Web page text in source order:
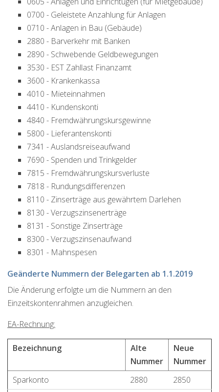
0700 - Geleistete Anzahlung für Anlagen
0710 - Anlagen in Bau (Gebäude)
2880 - Barverkehr mit Banken
2890 - Schwebende Geldbewegungen
3530 - EST Zahllast Finanzamt
3600 - Krankenkassa
4010 - Mieteinnahmen
4410 - Kundenskonti
4840 - Fremdwährungskursgewinne
5800 - Lieferantenskonti
7341 - Auslandsreiseaufwand
7690 - Spenden und Trinkgelder
7815 - Fremdwährungskursverluste
7818 - Rundungsdifferenzen
8110 - Zinserträge aus gewährtem Darlehen
8130 - Verzugszinsenerträge
8131 - Sonstige Zinserträge
8300 - Verzugszinsenaufwand
8301 - Mahnspesen
Geänderte Nummern der Belegarten ab 1.1.2019
Die Änderung erfolgte um die Nummern an den
Einzeitskontenrahmen anzugleichen.
EA-Rechnung:
Bezeichnung
Alte
Nummer
Neue
Nummer
Sparkonto
2880
2850